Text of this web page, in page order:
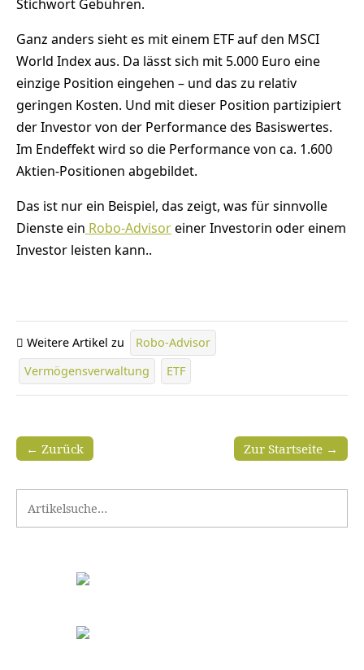
Stichwort Gebühren.
Ganz anders sieht es mit einem ETF auf den MSCI
World Index aus. Da lässt sich mit 5.000 Euro eine
einzige Position eingehen – und das zu relativ
geringen Kosten. Und mit dieser Position partizipiert
der Investor von der Performance des Basiswertes.
Im Endeffekt wird so die Performance von ca. 1.600
Aktien-Positionen abgebildet.
Das ist nur ein Beispiel, das zeigt, was für sinnvolle
Dienste ein Robo-Advisoreiner Investorin oder einem
Investor leisten kann..
Weitere Artikel zu
Robo-Advisor
Vermögensverwaltung
ETF
Zur Startseite →
← Zurück